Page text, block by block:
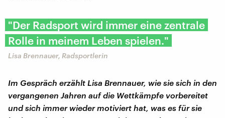
"Der Radsport wird immer eine zentrale
Rolle in meinem Leben spielen."
Lisa Brennauer, Radsportlerin
Im Gespräch erzählt Lisa Brennauer, wie sie sich in den
vergangenen Jahren auf die Wettkämpfe vorbereitet
und sich immer wieder motiviert hat, was es für sie